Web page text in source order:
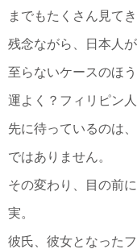
までもたくさん見て
残念ながら、日本人
至らないケースのほ
運よく？フィリピン
先に待っているのは
ではありません。
その変わり、目の前
実。
彼氏、彼女となった